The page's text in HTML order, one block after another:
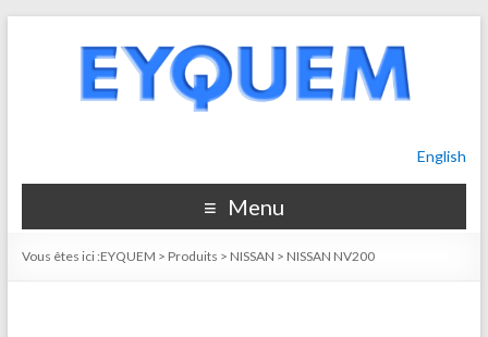
English
Menu
Vous êtes ici :EYQUEM > Produits > NISSAN > NISSAN NV200